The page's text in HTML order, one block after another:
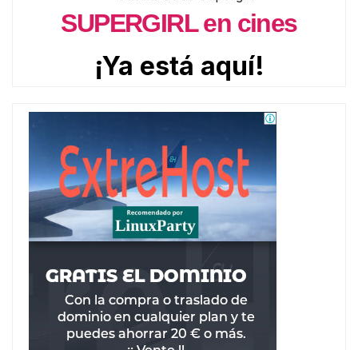
SUPERGIRL en cines
¡Ya está aquí!